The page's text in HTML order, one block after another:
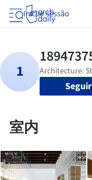
Iniciar sessão
Seguir
室内